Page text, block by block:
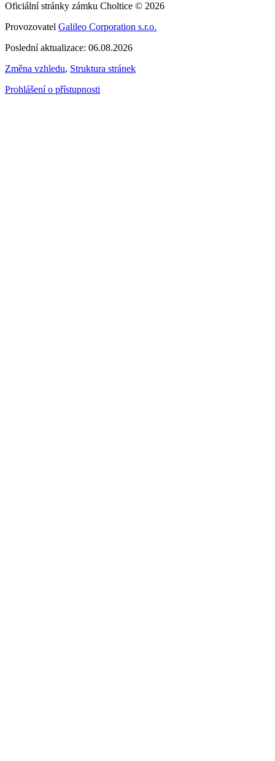
Oficiální stránky zámku Choltice © 2026
Provozovatel Galileo Corporation s.r.o.
Poslední aktualizace: 06.08.2026
Změna vzhledu, Struktura stránek
Prohlášení o přístupnosti